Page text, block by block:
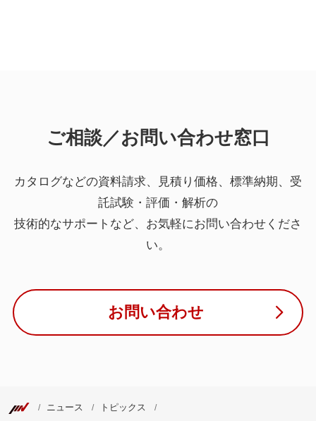
ご相談／お問い合わせ窓口
カタログなどの資料請求、見積り価格、標準納期、受
託試験・評価・解析の
技術的なサポートなど、お気軽にお問い合わせくださ
い。
お問い合わせ
ニュース トピックス